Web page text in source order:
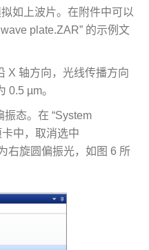
如上波片。在附件中可以
plate.ZAR” 的示例文
X 轴方向，光线传播方向
0.5 µm。
态。在 “System
卡中，取消选中
右旋圆偏振光，如图 6 所